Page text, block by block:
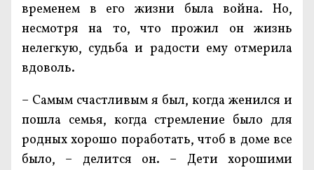
временем в его жизни была война. Но,
несмотря на то, что прожил он жизнь
нелегкую, судьба и радости ему отмерила
вдоволь.
– Самым счастливым я был, когда женился и
пошла семья, когда стремление было для
родных хорошо поработать, чтоб в доме все
было, – делится он. – Дети хорошими